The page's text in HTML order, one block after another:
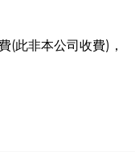
(此非本公司收費)，